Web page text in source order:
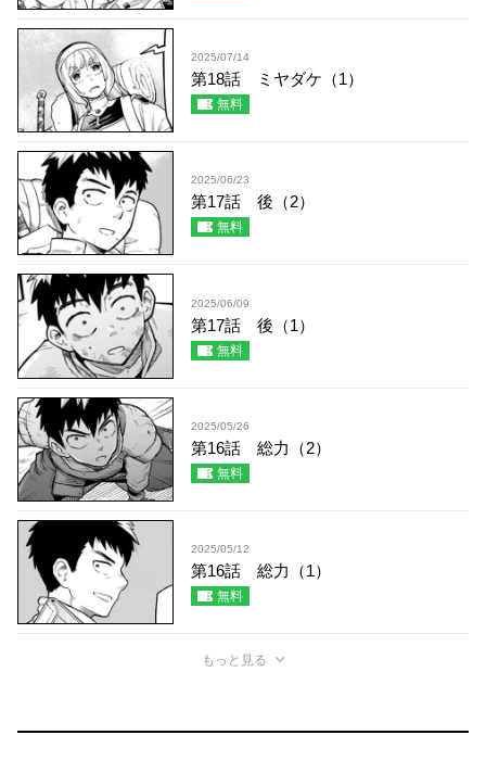
2025/07/14
第18話 ミヤダケ（1）
無料
2025/06/23
第17話 後（2）
無料
2025/06/09
第17話 後（1）
無料
2025/05/26
第16話 総力（2）
無料
2025/05/12
第16話 総力（1）
無料
もっと見る